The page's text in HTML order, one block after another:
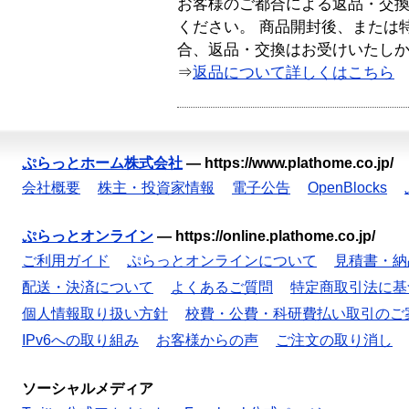
お客様のご都合による返品・交
ください。 商品開封後、または
合、返品・交換はお受けいたし
⇒返品について詳しくはこちら
ぷらっとホーム株式会社 — https://www.plathome.co.jp/
会社概要
株主・投資家情報 電子公告 OpenBlocks
ぷらっとオンライン — https://online.plathome.co.jp/
ご利用ガイド
ぷらっとオンラインについて
見積書・
配送・決済について
よくあるご質問
特定商取引法に
個人情報取り扱い方針
校費・公費・科研費払い取引のご
IPv6への取り組み
お客様からの声 ご注文の取り消し
ソーシャルメディア